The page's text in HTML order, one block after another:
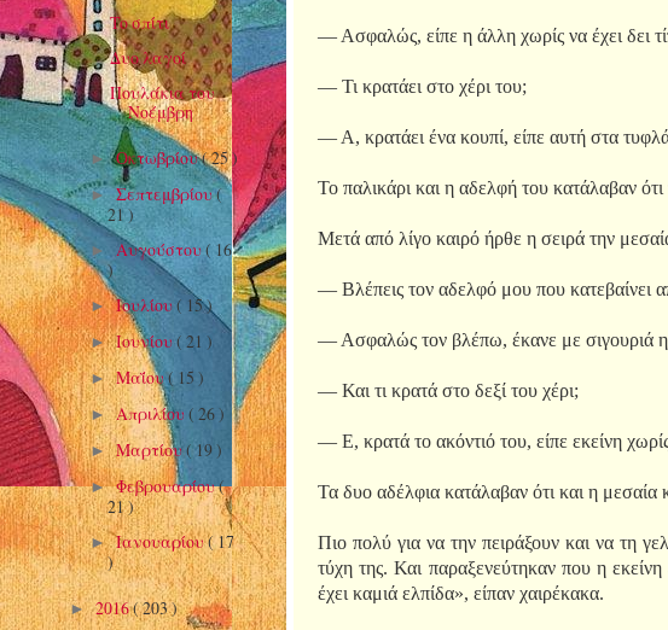
— Ασφαλώς, είπε η άλλη χωρίς να έχει δει
— Τι κρατάει στο χέρι του;
— Α, κρατάει ένα κουπί, είπε αυτή στα
Το παλικάρι και η αδελφή του κατάλαβαν ότι
Μετά από λίγο καιρό ήρθε η σειρά την
— Βλέπεις τον αδελφό μου που κατεβαίνει
— Ασφαλώς τον βλέπω, έκανε με σιγουριά
— Και τι κρατά στο δεξί του χέρι;
— Ε, κρατά το ακόντιό του, είπε εκείνη χωρίς
Τα δυο αδέλφια κατάλαβαν ότι και η μεσαία
Πιο πολύ για να την πειράξουν και να τη
τύχη της. Και παραξενεύτηκαν που η εκείνη
έχει καμιά ελπίδα», είπαν χαιρέκακα.
Το σπίτι
Δυο λαγοί
Πουλάκια του
Νοέμβρη
►Οκτωβρίου( 25 )
►Σεπτεμβρίου(
21 )
► Αυγούστου( 16
)
►Ιουλίου ( 15 )
►Ιουνίου ( 21 )
►Μαΐου( 15 )
►Απριλίου ( 26 )
►Μαρτίου( 19 )
►Φεβρουαρίου(
21 )
►Ιανουαρίου( 17
)
►2016( 203 )